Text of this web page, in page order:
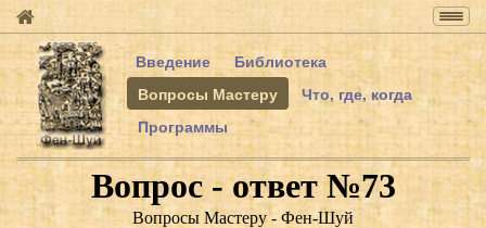
Введение
Библиотека
Вопросы Мастеру
Что, где, когда
Программы
Вопрос - ответ №73
Вопросы Мастеру - Фен-Шуй